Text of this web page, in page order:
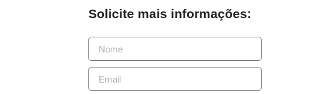
Solicite mais informações: